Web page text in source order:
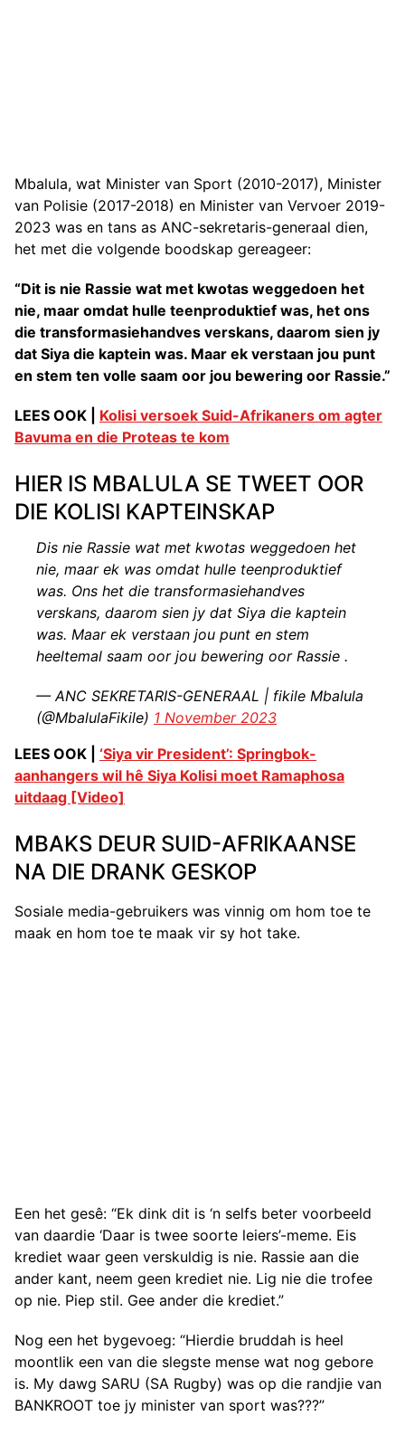
Mbalula, wat Minister van Sport (2010-2017), Minister
van Polisie (2017-2018) en Minister van Vervoer 2019-
2023 was en tans as ANC-sekretaris-generaal dien,
het met die volgende boodskap gereageer:
“Dit is nie Rassie wat met kwotas weggedoen het
nie, maar omdat hulle teenproduktief was, het ons
die transformasiehandves verskans, daarom sien jy
dat Siya die kaptein was. Maar ek verstaan jou punt
en stem ten volle saam oor jou bewering oor Rassie.”
LEES OOK | Kolisi versoek Suid-Afrikaners om agter
Bavuma en die Proteas te kom
HIER IS MBALULA SE TWEET OOR
DIE KOLISI KAPTEINSKAP
Dis nie Rassie wat met kwotas weggedoen het
nie, maar ek was omdat hulle teenproduktief
was. Ons het die transformasiehandves
verskans, daarom sien jy dat Siya die kaptein
was. Maar ek verstaan jou punt en stem
heeltemal saam oor jou bewering oor Rassie .
— ANC SEKRETARIS-GENERAAL | fikile Mbalula
(@MbalulaFikile) 1 November 2023
LEES OOK | ‘Siya vir President’: Springbok-
aanhangers wil hê Siya Kolisi moet Ramaphosa
uitdaag [Video]
MBAKS DEUR SUID-AFRIKAANSE
NA DIE DRANK GESKOP
Sosiale media-gebruikers was vinnig om hom toe te
maak en hom toe te maak vir sy hot take.
Een het gesê: “Ek dink dit is ‘n selfs beter voorbeeld
van daardie ‘Daar is twee soorte leiers’-meme. Eis
krediet waar geen verskuldig is nie. Rassie aan die
ander kant, neem geen krediet nie. Lig nie die trofee
op nie. Piep stil. Gee ander die krediet.”
Nog een het bygevoeg: “Hierdie bruddah is heel
moontlik een van die slegste mense wat nog gebore
is. My dawg SARU (SA Rugby) was op die randjie van
BANKROOT toe jy minister van sport was???”